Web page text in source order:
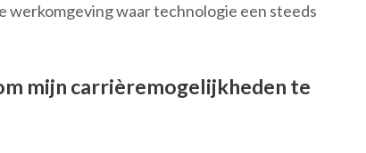
werkomgeving waar technologie een steeds
mijn carrièremogelijkheden te